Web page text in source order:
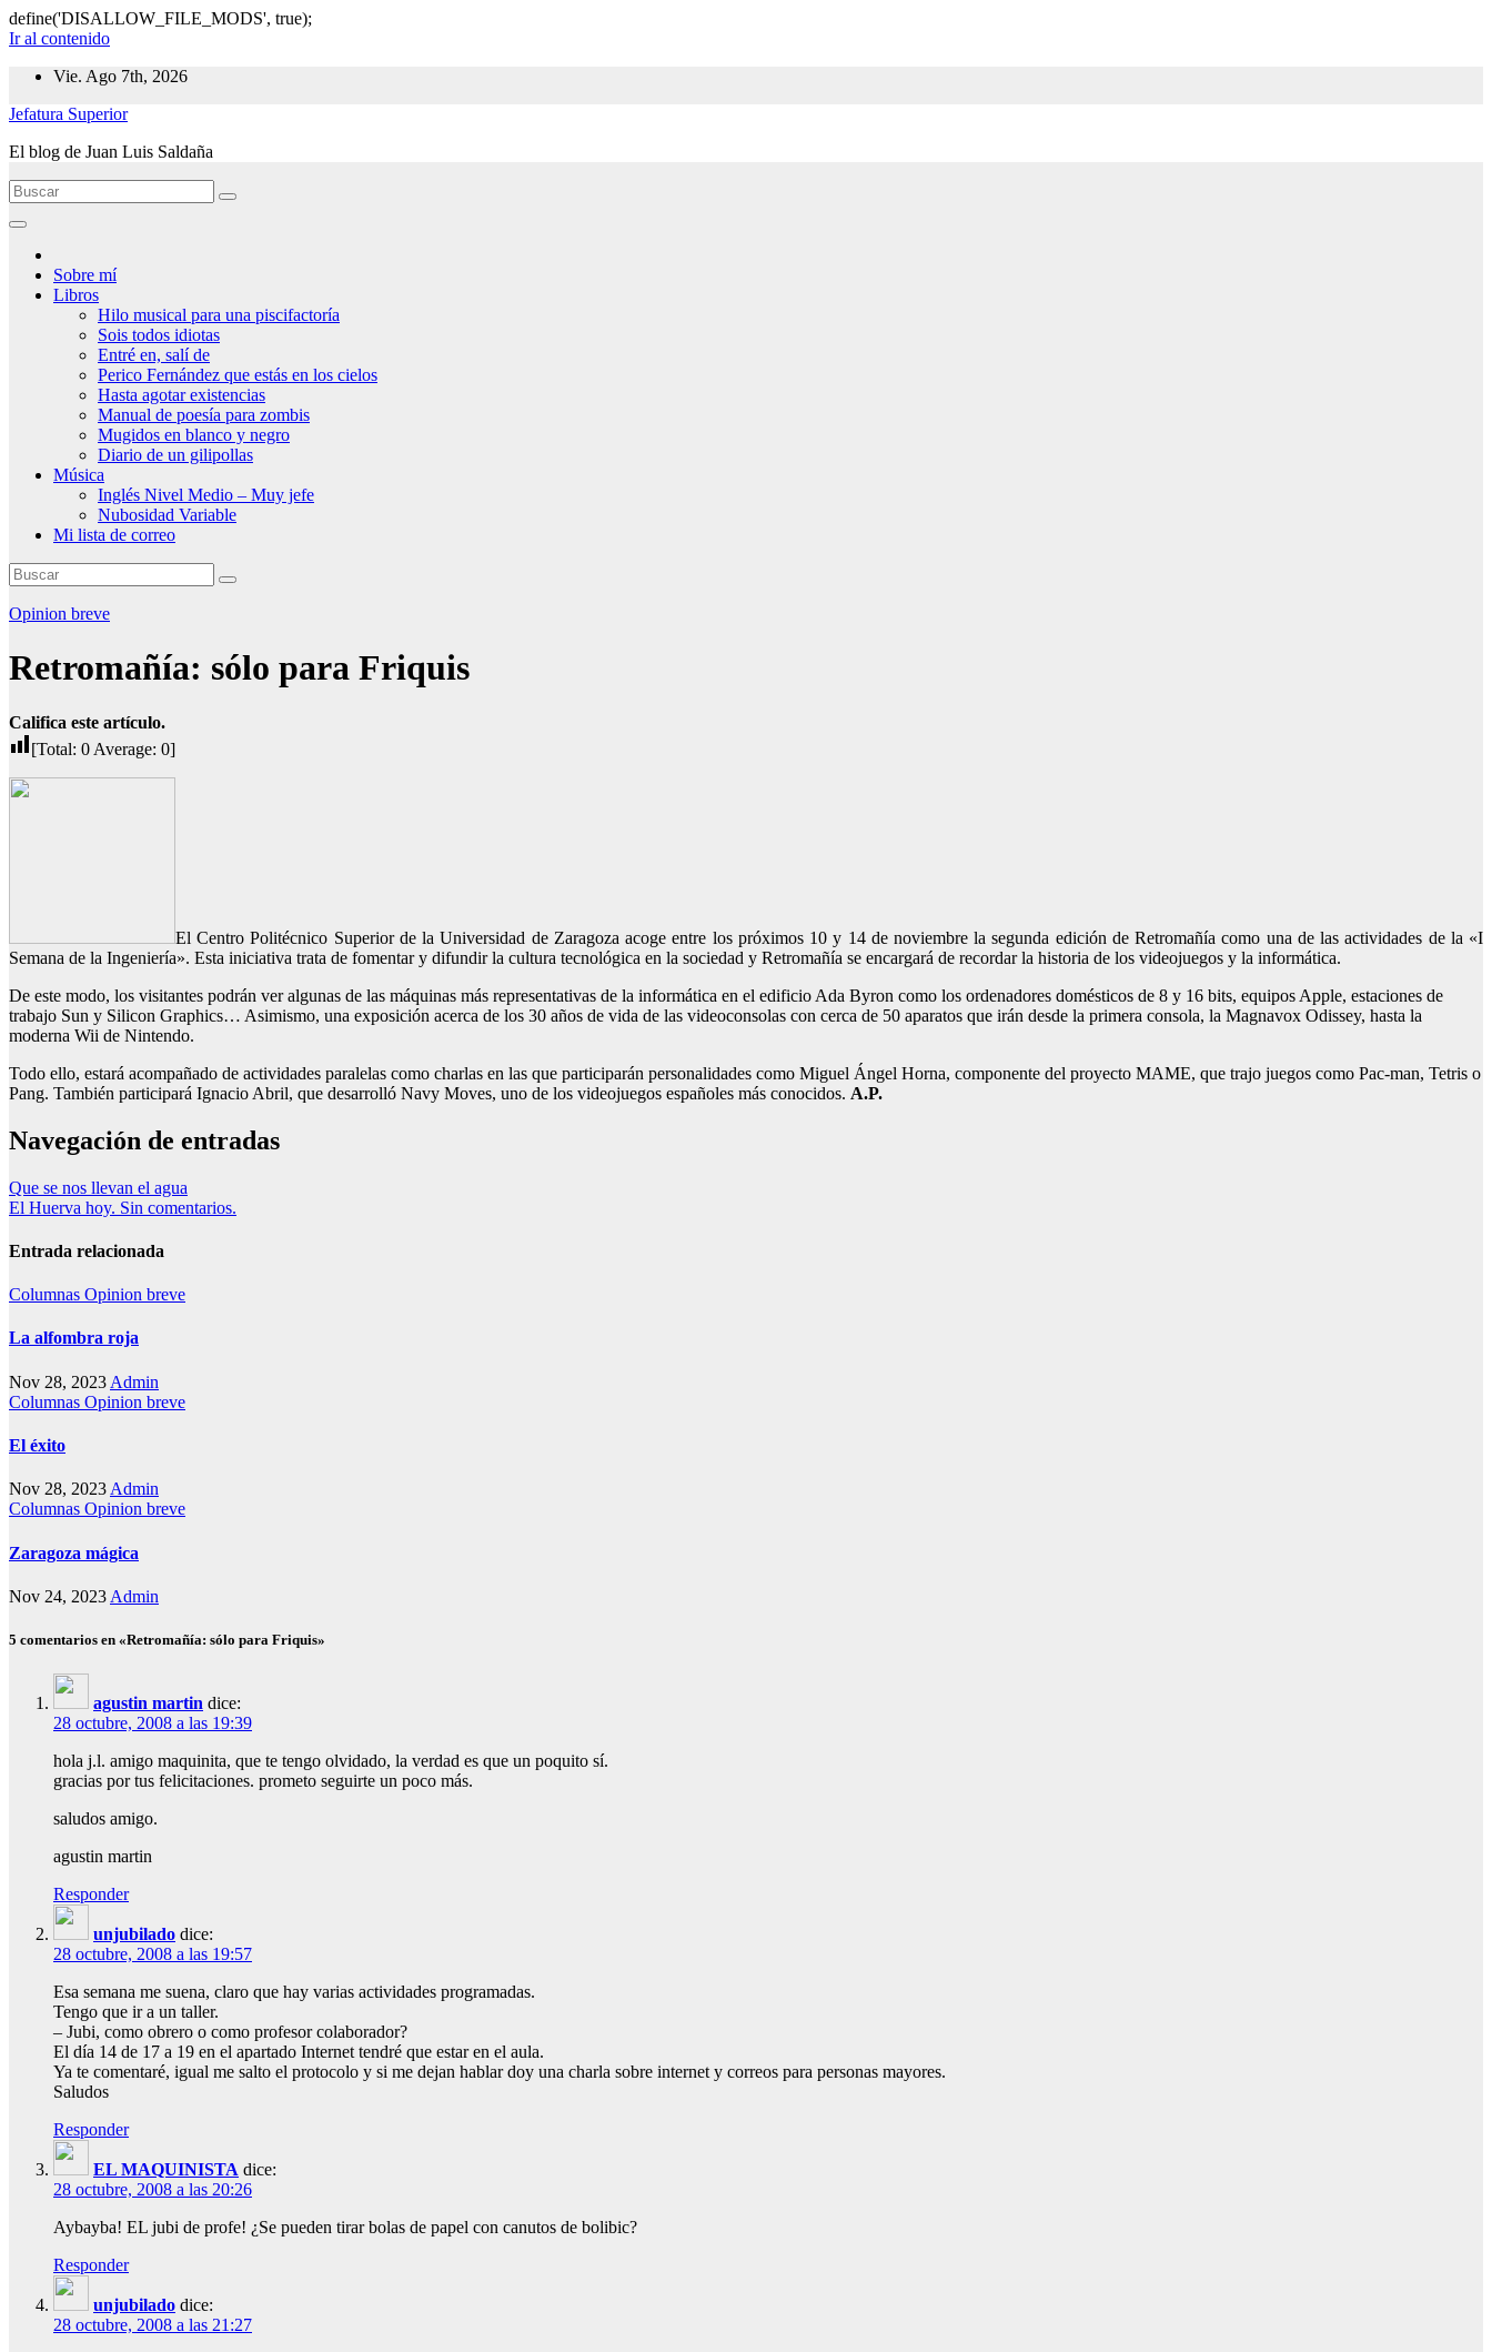
define('DISALLOW_FILE_MODS', true);
Ir al contenido
Vie. Ago 7th, 2026
Jefatura Superior
El blog de Juan Luis Saldaña
Sobre mí
Libros
Hilo musical para una piscifactoría
Sois todos idiotas
Entré en, salí de
Perico Fernández que estás en los cielos
Hasta agotar existencias
Manual de poesía para zombis
Mugidos en blanco y negro
Diario de un gilipollas
Música
Inglés Nivel Medio – Muy jefe
Nubosidad Variable
Mi lista de correo
Opinion breve
Retromañía: sólo para Friquis
Califica este artículo.
[Total: 0 Average: 0]
El Centro Politécnico Superior de la Universidad de Zaragoza acoge entre los próximos 10 y 14 de noviembre la segunda edición de Retromañía como una de las actividades de la «I
Semana de la Ingeniería». Esta iniciativa trata de fomentar y difundir la cultura tecnológica en la sociedad y Retromañía se encargará de recordar la historia de los videojuegos y la informática.
De este modo, los visitantes podrán ver algunas de las máquinas más representativas de la informática en el edificio Ada Byron como los ordenadores domésticos de 8 y 16 bits, equipos Apple, estaciones de
trabajo Sun y Silicon Graphics… Asimismo, una exposición acerca de los 30 años de vida de las videoconsolas con cerca de 50 aparatos que irán desde la primera consola, la Magnavox Odissey, hasta la
moderna Wii de Nintendo.
Todo ello, estará acompañado de actividades paralelas como charlas en las que participarán personalidades como Miguel Ángel Horna, componente del proyecto MAME, que trajo juegos como Pac-man, Tetris o
Pang. También participará Ignacio Abril, que desarrolló Navy Moves, uno de los videojuegos españoles más conocidos. A.P.
Navegación de entradas
Que se nos llevan el agua
El Huerva hoy. Sin comentarios.
Entrada relacionada
Columnas Opinion breve
La alfombra roja
Nov 28, 2023 Admin
Columnas Opinion breve
El éxito
Nov 28, 2023 Admin
Columnas Opinion breve
Zaragoza mágica
Nov 24, 2023 Admin
5 comentarios en «Retromañía: sólo para Friquis»
agustin martin dice:
28 octubre, 2008 a las 19:39
hola j.l. amigo maquinita, que te tengo olvidado, la verdad es que un poquito sí.
gracias por tus felicitaciones. prometo seguirte un poco más.
saludos amigo.
agustin martin
Responder
unjubilado dice:
28 octubre, 2008 a las 19:57
Esa semana me suena, claro que hay varias actividades programadas.
Tengo que ir a un taller.
– Jubi, como obrero o como profesor colaborador?
El día 14 de 17 a 19 en el apartado Internet tendré que estar en el aula.
Ya te comentaré, igual me salto el protocolo y si me dejan hablar doy una charla sobre internet y correos para personas mayores.
Saludos
Responder
EL MAQUINISTA dice:
28 octubre, 2008 a las 20:26
Aybayba! EL jubi de profe! ¿Se pueden tirar bolas de papel con canutos de bolibic?
Responder
unjubilado dice:
28 octubre, 2008 a las 21:27